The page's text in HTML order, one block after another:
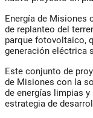
Energía de Misiones
de replanteo del
parque fotovoltaico,
generación eléctrica
Este conjunto de
de Misiones con la
de energías limpias
estrategia de